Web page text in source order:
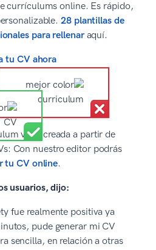
currículums online. Es rápido,
28 plantillas de
para rellenaraquí.
tu CV ahora
vitae creada a partir de
Con nuestro editor podrás
tu CV online.
usuarios, dijo:
fue realmente positiva ya
pude generar mi CV
sencilla, en relación a otras